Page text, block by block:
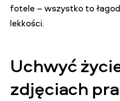
fotele – wszystko to
lekkości.
Uchwyć
zdjęciach